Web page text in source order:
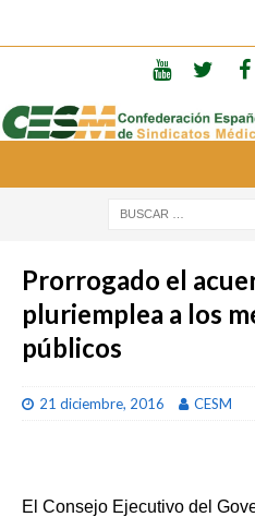
Prorrogado el
pluriemplea a los
públicos
21 diciembre, 2016 CESM
El Consejo Ejecutivo del